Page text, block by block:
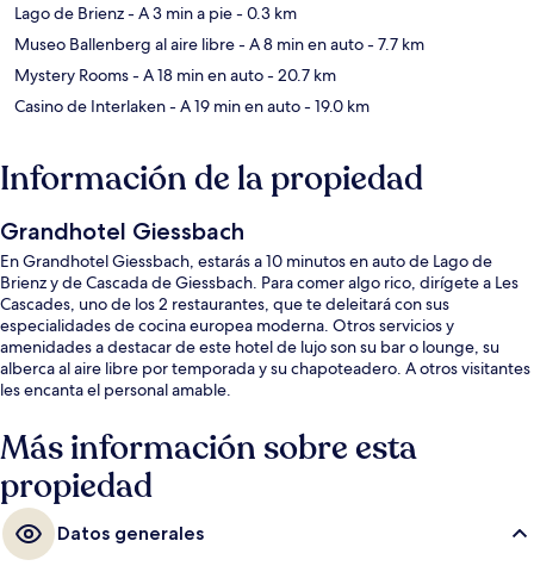
Lago de Brienz- A 3 min a pie- 0.3 km
Museo Ballenberg al aire libre- A 8 min en auto- 7.7 km
Mystery Rooms- A 18 min en auto- 20.7 km
Casino de Interlaken- A 19 min en auto- 19.0 km
Información de la propiedad
Grandhotel Giessbach
En Grandhotel Giessbach, estarás a 10 minutos en auto de Lago de
Brienz y de Cascada de Giessbach. Para comer algo rico, dirígete a Les
Cascades, uno de los 2 restaurantes, que te deleitará con sus
especialidades de cocina europea moderna. Otros servicios y
amenidades a destacar de este hotel de lujo son su bar o lounge, su
alberca al aire libre por temporada y su chapoteadero. A otros visitantes
les encanta el personal amable.
Más información sobre esta
propiedad
Datos generales